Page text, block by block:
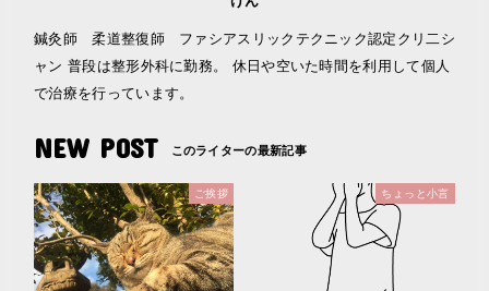
鍼灸師 柔道整復師 ファシアスリックテクニック認定クリ二シ
ャン 普段は整形外科に勤務。 休日や空いた時間を利用して個人
で治療を行っています。
NEW POST
ご挨拶 ちょっと小言